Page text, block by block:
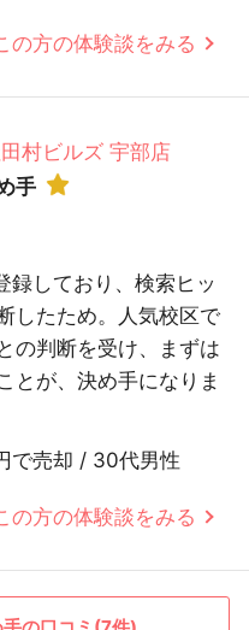
の方の体験談をみる
村ビルズ 宇部店
手
録しており、検索ヒッ
したため。人気校区で
の判断を受け、まずは
とが、決め手になりま
で売却 / 30代男性
の方の体験談をみる